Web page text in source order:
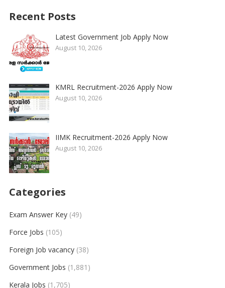
Recent Posts
Latest Government Job Apply Now
August 10, 2026
KMRL Recruitment-2026 Apply Now
August 10, 2026
IIMK Recruitment-2026 Apply Now
August 10, 2026
Categories
Exam Answer Key(49)
Force Jobs (105)
Foreign Job vacancy(38)
Government Jobs (1,881)
Kerala Jobs (1,705)